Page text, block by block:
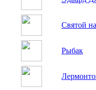
Святой
Рыбак